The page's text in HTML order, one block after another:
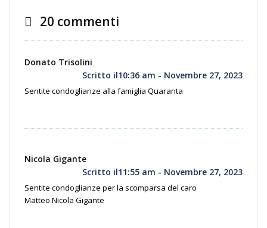
20 commenti
Donato Trisolini
Scritto il10:36 am - Novembre 27, 2023
Sentite condoglianze alla famiglia Quaranta
Nicola Gigante
Scritto il11:55 am - Novembre 27, 2023
Sentite condoglianze per la scomparsa del caro
Matteo.Nicola Gigante